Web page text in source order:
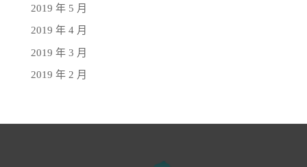
2019 年 5 月
2019 年 4 月
2019 年 3 月
2019 年 2 月